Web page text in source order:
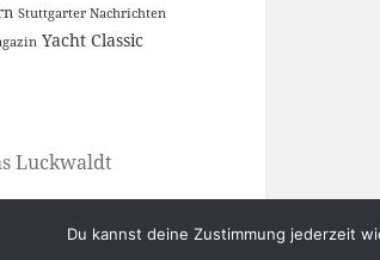
Stuttgarter Nachrichten
Yacht Classic
Luckwaldt
Du kannst deine Zustimmung jederzeit